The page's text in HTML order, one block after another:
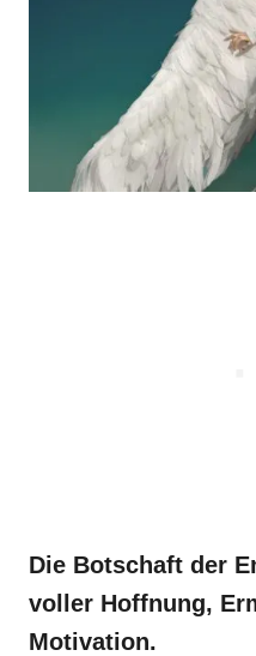
Die Botschaft der
voller Hoffnung,
Motivation.